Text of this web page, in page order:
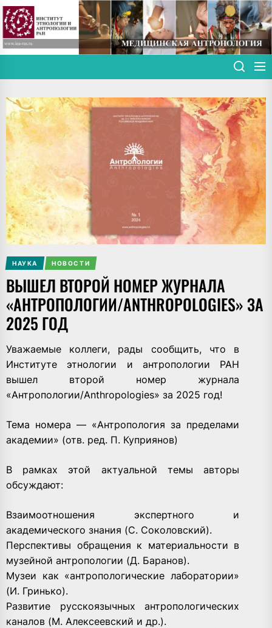
Skip
to
the
content
НАУКА НОВОСТИ
ВЫШЕЛ ВТОРОЙ НОМЕР ЖУРНАЛА
«АНТРОПОЛОГИИ/ANTHROPOLOGIES» ЗА
2025 ГОД
Уважаемые коллеги, рады сообщить, что в
Институте этнологии и антропологии РАН
вышел второй номер журнала
«Антропологии/Anthropologies» за 2025 год!
Тема номера — «Антропология за пределами
академии» (отв. ред. П. Куприянов)
В рамках этой актуальной темы авторы
обсуждают:
Взаимоотношения экспертного и
академического знания (С. Соколовский).
Перспективы обращения к материальности в
музейной антропологии (Д. Баранов).
Музеи как «антропологические лаборатории»
(И. Гринько).
Развитие русскоязычных антропологических
каналов (М. Алексеевский и др.).